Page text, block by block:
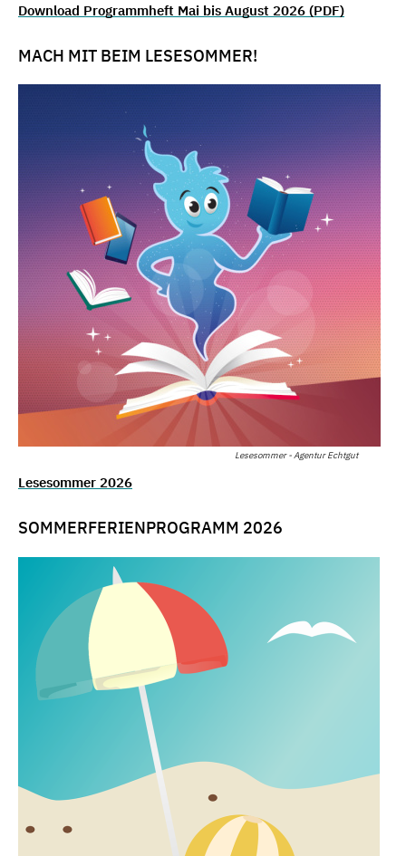
Download Programmheft Mai bis August 2026 (PDF)
MACH MIT BEIM LESESOMMER!
Lesesommer - Agentur Echtgut
Lesesommer 2026
SOMMERFERIENPROGRAMM 2026